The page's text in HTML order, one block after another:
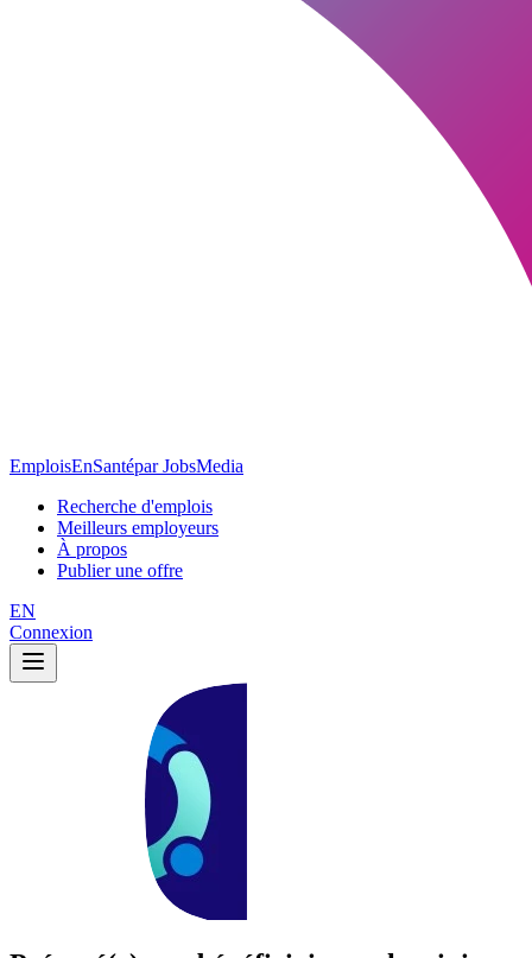
EmploisEnSantépar JobsMedia
Recherche d'emplois
Meilleurs employeurs
À propos
Publier une offre
EN
Connexion